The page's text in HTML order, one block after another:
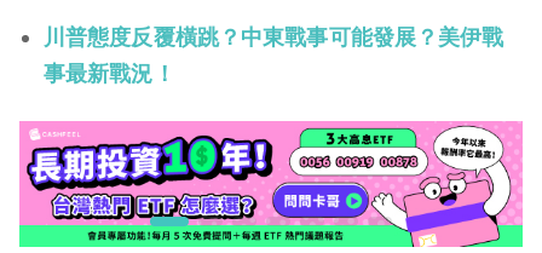
川普態度反覆橫跳？中東戰事可能發展？美伊戰
事最新戰況！